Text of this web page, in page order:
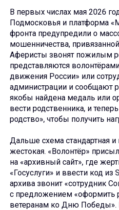
В первых числах мая 2026
Подмосковья и платформа
фронта предупредили о
мошенничества,
Аферисты звонят пожилым
представляются
движения России» или
администрации и сообщают
якобы найдена медаль или
вести родственника, и
родство», чтобы получить
Дальше схема стандартная
жестокая. «Волонтёр»
на «архивный сайт», где
«Госуслуги» и ввести код из
архива звонит «сотрудник
с предложением «оформить
ветеранам ко Дню Победы».